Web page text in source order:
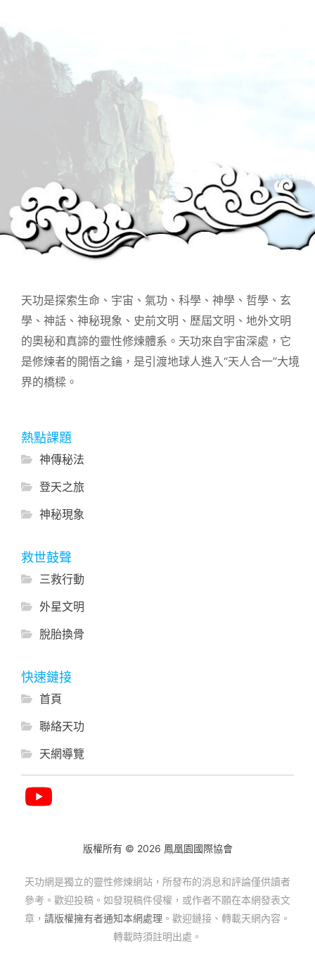
天功是探索生命、宇宙、氣功、科學、神學、哲學、玄
學、神話、神秘現象、史前文明、歷屆文明、地外文明
的奧秘和真諦的靈性修煉體系。天功來自宇宙深處，它
是修煉者的開悟之鑰，是引渡地球人進入“天人合一”大境
界的橋樑。
熱點課題
神傳秘法
登天之旅
神秘現象
救世鼓聲
三救行動
外星文明
脫胎換骨
快速鏈接
首頁
聯絡天功
天網導覽
版權所有 © 2026 鳳凰園國際協會
天功網是獨立的靈性修煉網站，所發布的消息和評論僅供讀者
參考。歡迎投稿。如發現稿件侵權，或作者不願在本網發表文
章， 請版權擁有者通知本網處理 。歡迎鏈接、轉載天網內容。
轉載時須註明出處。